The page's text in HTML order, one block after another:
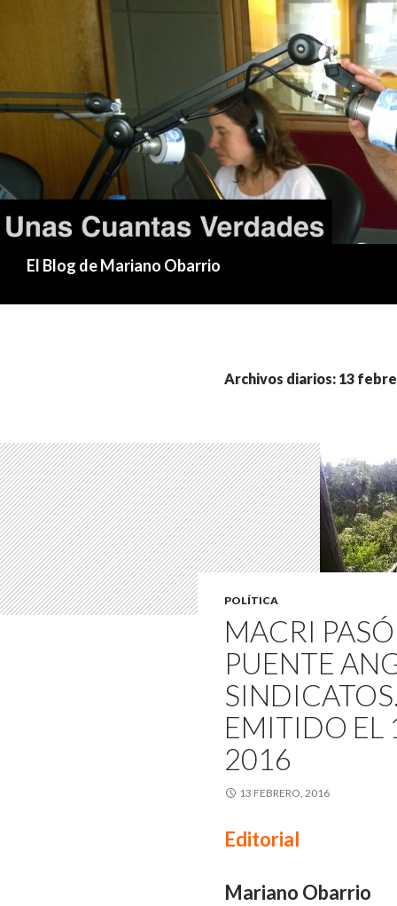
El Blog de Mariano Obarrio
Archivos diarios: 13
POLÍTICA
MACRI
PUENTE
EMITIDO EL
2016
13 FEBRERO, 2016
Editorial
Mariano Obarrio